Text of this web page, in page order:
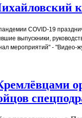
СОVID-19
выпускники,
мероприятий" - "Видео-